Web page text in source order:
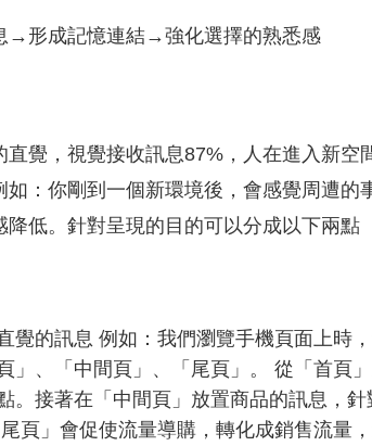
→形成記憶連結→強化選擇的熟悉感
直覺，視覺接收訊息87%，人在進入新空
如：你剛到一個新環境後，會感覺周遭的
降低。針對呈現的目的可以分成以下兩點
覺的訊息 例如：我們瀏覽手機頁面上時
」、「中間頁」、「尾頁」。 從「首頁
。接著在「中間頁」放置商品的訊息，
頁」會促使流量導購，轉化成銷售流量